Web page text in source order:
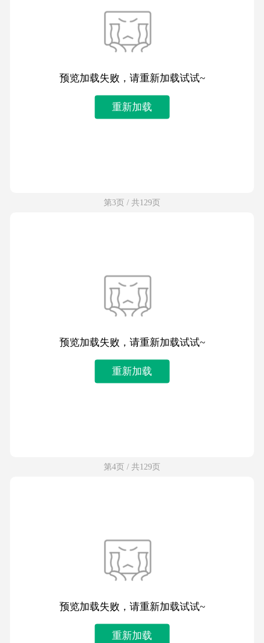
预览加载失败，请重新加载试试~
重新加载
第3页 / 共129页
预览加载失败，请重新加载试试~
重新加载
第4页 / 共129页
预览加载失败，请重新加载试试~
重新加载